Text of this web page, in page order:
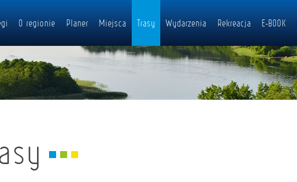
O regionie Planer Miejsca Trasy Wydarzenia Rekreacja E-BOOK